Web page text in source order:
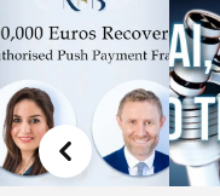
VORHERIGE